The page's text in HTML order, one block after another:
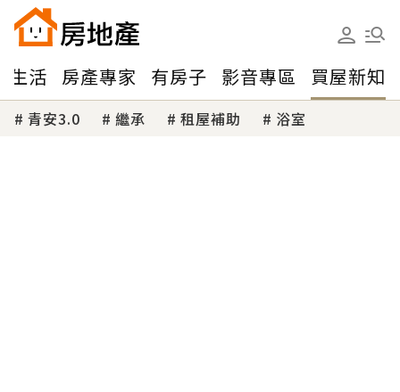
生活 房產專家 有房子 影音專區 買屋新知
青安3.0 繼承 租屋補助 浴室